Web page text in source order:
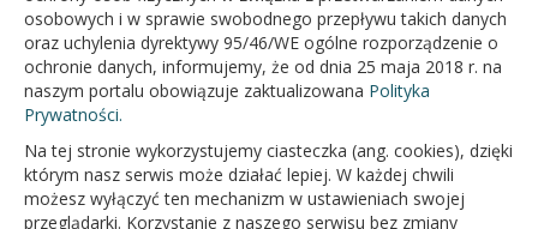
Czw 7:30 - 15:30
Pt 7:30 - 15:30
OFICJALNY SERWIS INTERNETOWY GMINY BIAŁOPOLE
osobowych i w sprawie swobodnego przepływu takich danych
oraz uchylenia dyrektywy 95/46/WE ogólne rozporządzenie o
ochronie danych, informujemy, że od dnia 25 maja 2018 r. na
naszym portalu obowiązuje zaktualizowana Polityka
Prywatności.
Na tej stronie wykorzystujemy ciasteczka (ang. cookies), dzięki
którym nasz serwis może działać lepiej. W każdej chwili
możesz wyłączyć ten mechanizm w ustawieniach swojej
przeglądarki. Korzystanie z naszego serwisu bez zmiany